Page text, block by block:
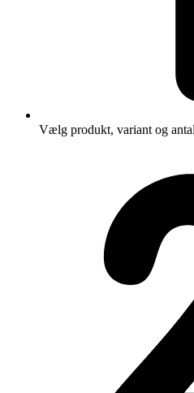
Vælg produkt, variant og antal